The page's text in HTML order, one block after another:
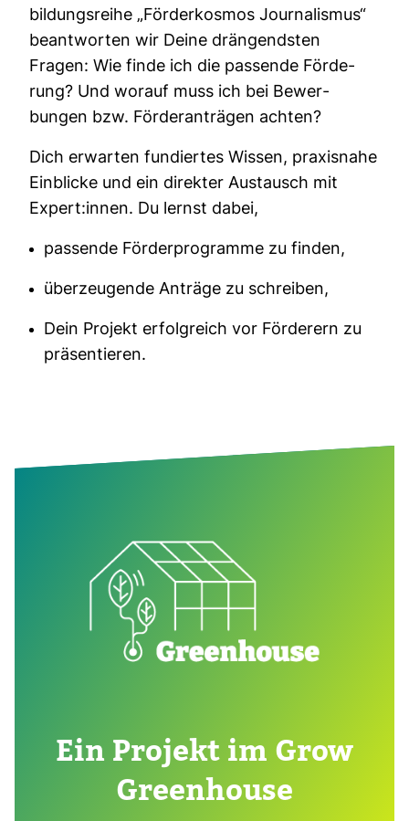
bil­dungs­reihe „För­der­kosmos Jour­na­lismus“
beant­worten wir Deine drän­gendsten
Fragen: Wie finde ich die pas­sende För­de­
rung? Und worauf muss ich bei Bewer­
bungen bzw. För­der­an­trägen achten?
Dich erwarten fun­diertes Wissen, pra­xis­nahe
Ein­blicke und ein direkter Aus­tausch mit
Expert:innen. Du lernst dabei,
passende Förderprogramme zu finden,
überzeugende Anträge zu schreiben,
Dein Projekt erfolgreich vor Förderern zu
präsentieren.
Ein Pro­jekt im Grow
Green­house